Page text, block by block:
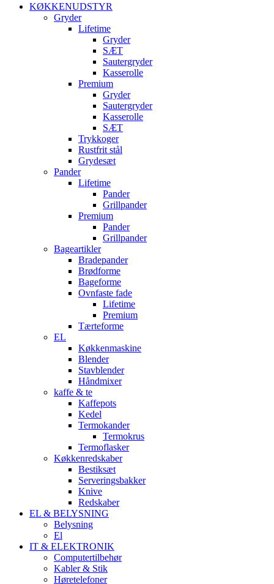
KØKKENUDSTYR
Gryder
Lifetime
Gryder
SÆT
Sautergryder
Kasserolle
Premium
Gryder
Sautergryder
Kasserolle
SÆT
Trykkoger
Rustfrit stål
Grydesæt
Pander
Lifetime
Pander
Grillpander
Premium
Pander
Grillpander
Bageartikler
Bradepander
Brødforme
Bageforme
Ovnfaste fade
Lifetime
Premium
Tærteforme
EL
Køkkenmaskine
Blender
Stavblender
Håndmixer
kaffe & te
Kaffepots
Kedel
Termokander
Termokrus
Termoflasker
Køkkenredskaber
Bestiksæt
Serveringsbakker
Knive
Redskaber
EL & BELYSNING
Belysning
El
IT & ELEKTRONIK
Computertilbehør
Kabler & Stik
Høretelefoner